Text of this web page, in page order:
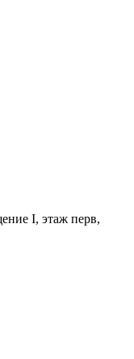
I, этаж перв,